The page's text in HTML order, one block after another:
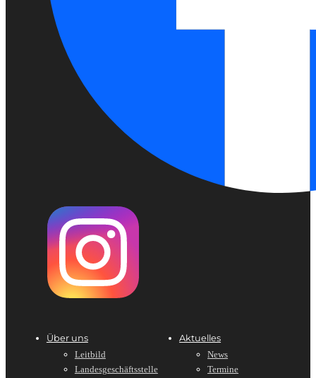
Über uns
Leitbild
Landesgeschäftsstelle
Aktuelles
News
Termine